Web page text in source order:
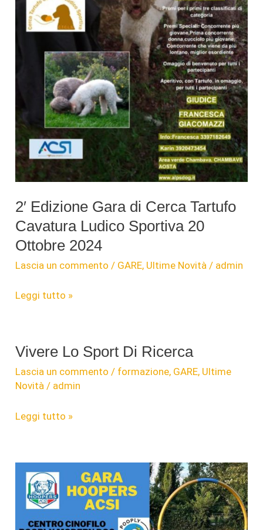
2′ Edizione Gara di Cerca Tartufo
Cavatura Ludico Sportiva 20
Ottobre 2024
Lascia un commento / GARE, Ultime Novità / admin
2′
di
Cerca
Tartufo
Cavatura
Ludico
2024
Leggi tutto »
Vivere Lo Sport Di Ricerca
Lascia un commento / formazione, GARE, Ultime
Novità / admin
Vivere
Di
Ricerca
Leggi tutto »